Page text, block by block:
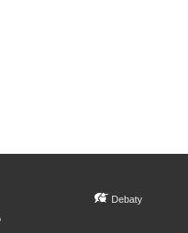
Debaty